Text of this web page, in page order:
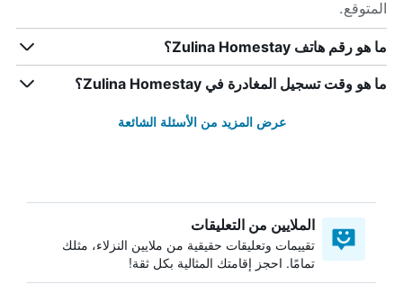
المتوقع.
ما هو رقم هاتف Zulina Homestay؟
ما هو وقت تسجيل المغادرة في Zulina Homestay؟
عرض المزيد من الأسئلة الشائعة
الملايين من التعليقات
تقييمات وتعليقات حقيقية من ملايين النزلاء، مثلك
تمامًا. احجز إقامتك المثالية بكل ثقة!